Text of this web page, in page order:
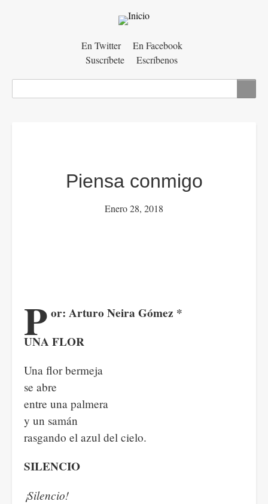
En Twitter
En Facebook
Suscríbete
Escríbenos
Piensa conmigo
Enero 28, 2018
P or: Arturo Neira Gómez *
UNA FLOR
Una flor bermeja
se abre
entre una palmera
y un samán
rasgando el azul del cielo.
SILENCIO
¡Silencio!